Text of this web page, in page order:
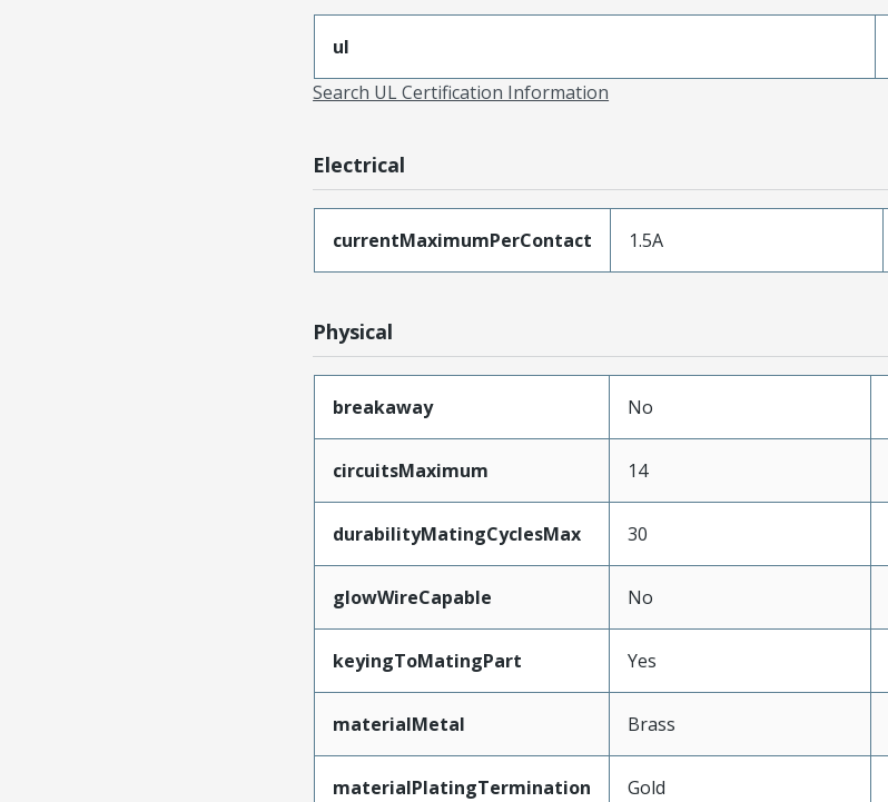
ul
Search UL Certification Information
Electrical
currentMaximumPerContact 1.5A
Physical
breakaway No
circuitsMaximum 14
durabilityMatingCyclesMax 30
glowWireCapable No
keyingToMatingPart Yes
materialMetal Brass
materialPlatingTermination Gold